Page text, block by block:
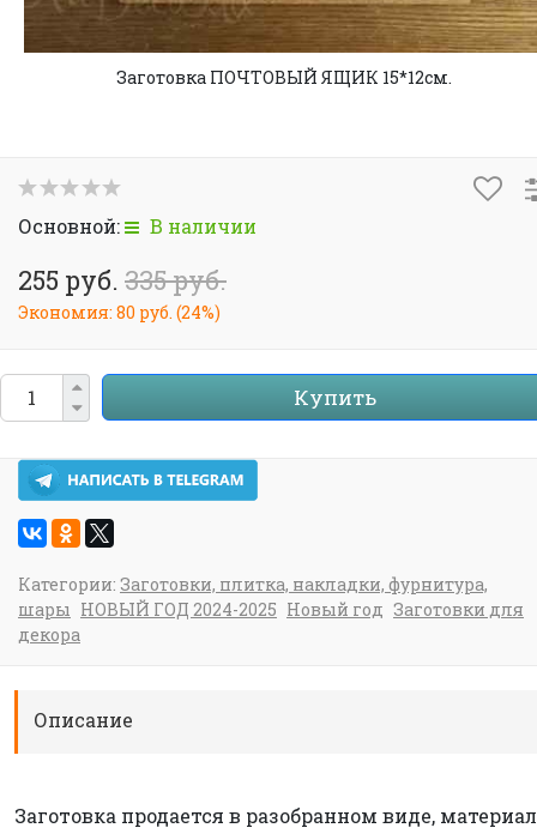
Заготовка ПОЧТОВЫЙ ЯЩИК 15*12см.
Основной: В наличии
255 руб. 335 руб.
Экономия: 80 руб. (24%)
Купить
Категории: Заготовки, плитка, накладки, фурнитура,
шары НОВЫЙ ГОД 2024-2025 Новый год Заготовки для
декора
Описание
Заготовка продается в разобранном виде, материал